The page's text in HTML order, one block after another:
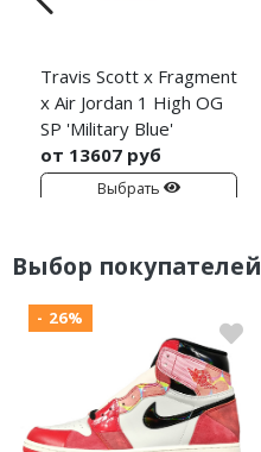
Travis Scott x Fragment
x Air Jordan 1 High OG
SP 'Military Blue'
от 13607 руб
Выбрать
Выбор покупателей
- 26%